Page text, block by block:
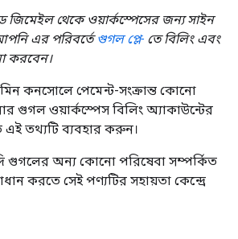
জিমেইল থেকে ওয়ার্কস্পেসের জন্য সাইন
এর পরিবর্তেগুগল প্লে- তে বিলিং এবং
করবেন।
কনসোলে পেমেন্ট-সংক্রান্ত কোনো
গুগল ওয়ার্কস্পেস বিলিং অ্যাকাউন্টের
এই তথ্যটি ব্যবহার করুন।
গুগলের অন্য কোনো পরিষেবা সম্পর্কিত
করতে সেই পণ্যটির সহায়তা কেন্দ্রে